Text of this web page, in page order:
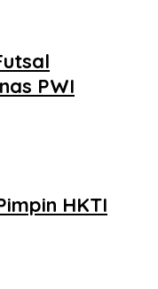
PWI
HKTI